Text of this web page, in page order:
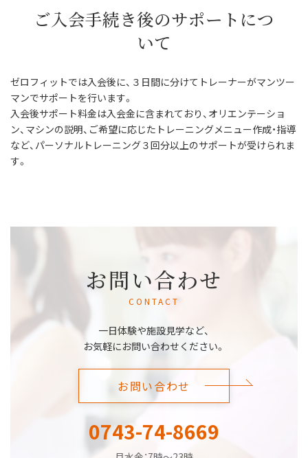
ご入会手続き後のサポートにつ
いて
ゼロフィットでは入会後に、３日間に分けてトレーナーがマンツー
マンでサポートを行います。
入会後サポート料金は入会金に含まれており、オリエンテーショ
ン、マシンの説明、ご希望に応じたトレーニングメニュー作成・指導
など、パーソナルトレーニング３回分以上のサポートが受けられま
す。
お問い合わせ
CONTACT
一日体験や施設見学など、
お気軽にお問い合わせください。
お問い合わせ
0743-74-8669